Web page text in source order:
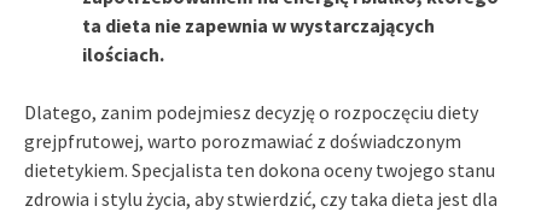
ta dieta nie zapewnia w wystarczających
ilościach.
Dlatego, zanim podejmiesz decyzję o rozpoczęciu diety
grejpfrutowej, warto porozmawiać z doświadczonym
dietetykiem. Specjalista ten dokona oceny twojego stanu
zdrowia i stylu życia, aby stwierdzić, czy taka dieta jest dla